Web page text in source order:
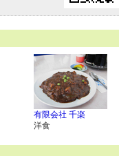
有限会社 千楽
洋食